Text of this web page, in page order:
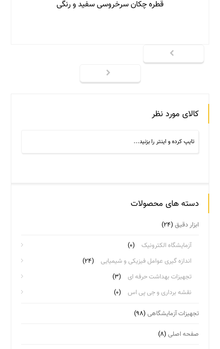
قطره چکان سرخروسی سفید و رنگی
کالای مورد نظر
دسته های محصولات
ابزار دقیق (۲۴)
آزمایشگاه الکترونیک
(۰)
اندازه گیری عوامل فیزیکی و شیمیایی
(۲۴)
تجهیزات بهداشت حرفه ای
(۳)
نقشه برداری و جی پی اس
(۰)
تجهیزات آزمایشگاهی (۹۸)
صفحه اصلی (۸)